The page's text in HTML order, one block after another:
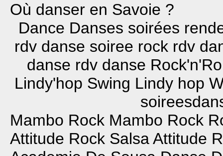
Où danser en Savoie ?
Dance Danses soirées
rdv danse soiree rock rdv
danse rdv danse
Lindy'hop Swing Lindy hop
Mambo Rock Mambo Rock
Attitude Rock Salsa Attitude